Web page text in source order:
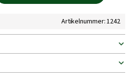
Artikelnummer: 1242